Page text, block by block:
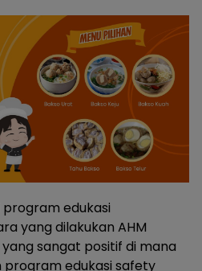
program edukasi
yang dilakukan AHM
sangat positif di mana
edukasi safety